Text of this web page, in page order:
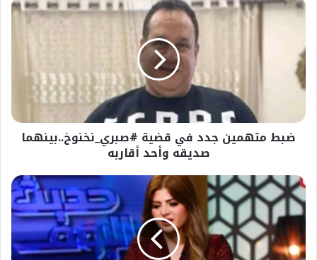
متهمين
في
قضية
#صبري_نخنوخ..بينهما
صديقه
أقاربه
ضبط متهمين جدد في قضية #صبري_نخنوخ..بينهما
صديقه وأحد أقاربه
في
قرار
جديد
من
النيابة
بشأن